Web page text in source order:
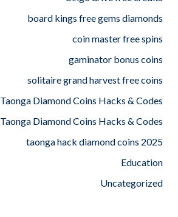
board kings free gems diamonds
coin master free spins
gaminator bonus coins
solitaire grand harvest free coins
Taonga Diamond Coins Hacks & Codes
Taonga Diamond Coins Hacks & Codes
taonga hack diamond coins 2025
Education
Uncategorized